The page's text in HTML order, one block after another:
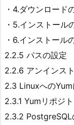
・4.ダウンロード
・5.インストール
・6.インストール
2.2.5 パスの設定
2.2.6 アンインス
2.3 Linuxへの
2.3.1 Yumリポジ
2.3.2 PostgreSQL